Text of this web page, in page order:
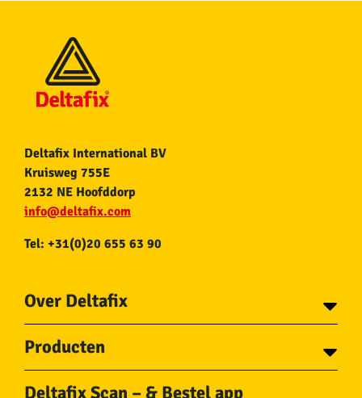
Deltafix International BV
Kruisweg 755E
2132 NE Hoofddorp
info@deltafix.com
Tel: +31(0)20 655 63 90
Over Deltafix
Voor gemeentes
Over Deltafix
Producten
Deltafix Scan – & Bestel app